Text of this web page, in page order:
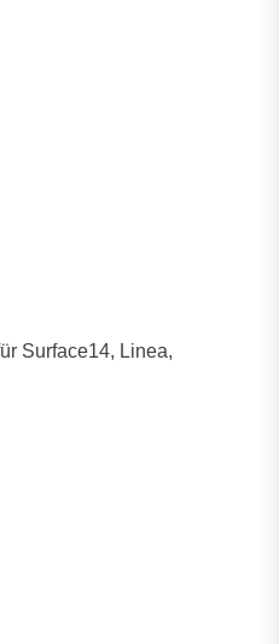
Surface14, Linea,